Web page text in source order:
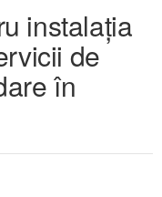
instalația
de
în